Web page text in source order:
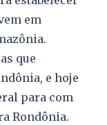
em
que
e hoje
para com
Rondônia.